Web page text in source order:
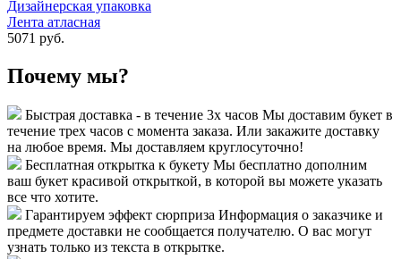
Дизайнерская упаковка
Лента атласная
5071 руб.
Почему мы?
Быстрая доставка - в течение 3х часов Мы доставим букет в
течение трех часов с момента заказа. Или закажите доставку
на любое время. Мы доставляем круглосуточно!
Бесплатная открытка к букету Мы бесплатно дополним
ваш букет красивой открыткой, в которой вы можете указать
все что хотите.
Гарантируем эффект сюрприза Информация о заказчике и
предмете доставки не сообщается получателю. О вас могут
узнать только из текста в открытке.